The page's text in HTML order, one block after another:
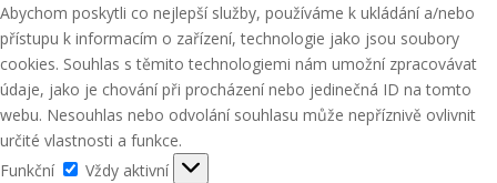
Abychom poskytli co nejlepší služby, používáme k ukládání a/nebo
přístupu k informacím o zařízení, technologie jako jsou soubory
cookies. Souhlas s těmito technologiemi nám umožní zpracovávat
údaje, jako je chování při procházení nebo jedinečná ID na tomto
webu. Nesouhlas nebo odvolání souhlasu může nepříznivě ovlivnit
určité vlastnosti a funkce.
Funkční
Funkční
Vždy aktivní